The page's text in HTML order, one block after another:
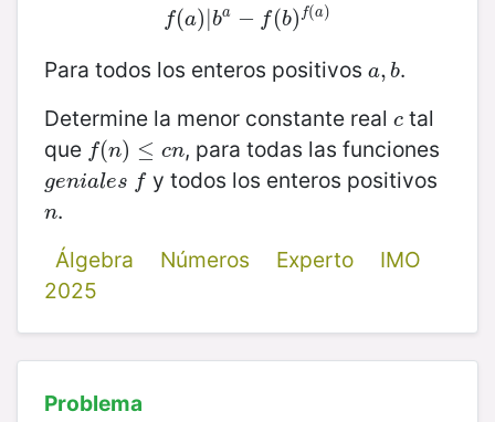
f(a) |ba − f(b) f(a)
f(a) |ba −f (b)f(a)
Para todos los enteros positivos a, b
a,b.
Determine la menor constante real c
c tal
que f(n) ≤ cn
f(n)≤ cn , para todas las funciones
geniales f
geniales fy todos los enteros positivos
n
n.
Álgebra
Números Experto
IMO
2025
Problema